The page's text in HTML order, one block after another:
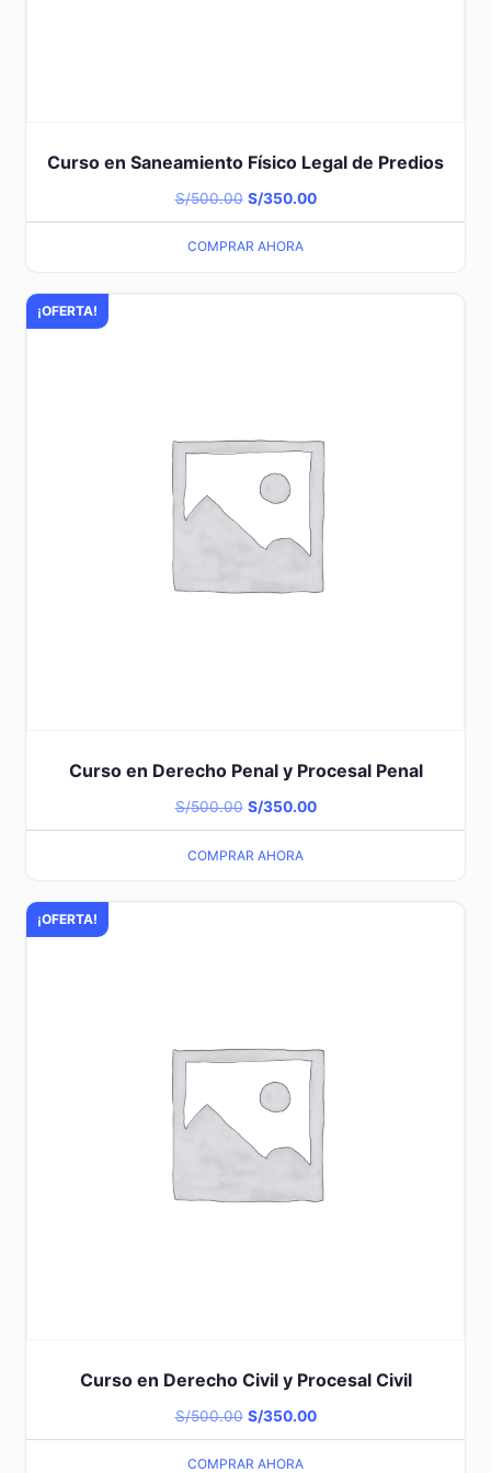
Curso en Saneamiento Físico Legal de Predios
S/500.00 El
precio
original
S/350.00El
precio
COMPRAR AHORA
¡OFERTA!
Curso en Derecho Penal y Procesal Penal
S/500.00 El
precio
original
S/350.00El
precio
COMPRAR AHORA
¡OFERTA!
Curso en Derecho Civil y Procesal Civil
S/500.00 El
precio
S/350.00El
precio
COMPRAR AHORA